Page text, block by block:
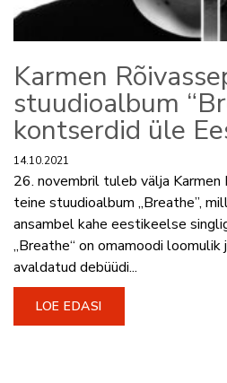
Karmen
stuudioalbum
kontserdid üle
14.10.2021
26. novembril tuleb välja
teine stuudioalbum „Breathe”,
ansambel kahe eestikeelse
„Breathe“ on omamoodi
avaldatud debüüdi...
LOE EDASI